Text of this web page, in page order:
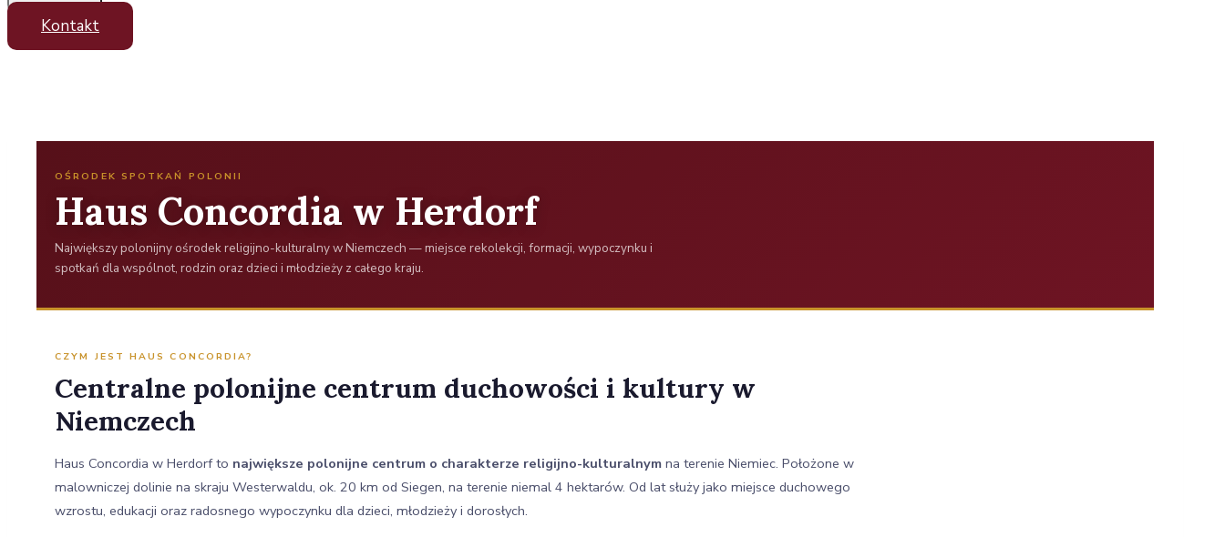
Kontakt
OŚRODEK SPOTKAŃ POLONII
Haus Concordia w Herdorf
Największy polonijny ośrodek religijno-kulturalny w Niemczech — miejsce rekolekcji, formacji, wypoczynku i
spotkań dla wspólnot, rodzin oraz dzieci i młodzieży z całego kraju.
CZYM JEST HAUS CONCORDIA?
Centralne polonijne centrum duchowości i kultury w
Niemczech
Haus Concordia w Herdorf to największe polonijne centrum o charakterze religijno-kulturalnym na terenie Niemiec. Położone w
malowniczej dolinie na skraju Westerwaldu, ok. 20 km od Siegen, na terenie niemal 4 hektarów. Od lat służy jako miejsce duchowego
wzrostu, edukacji oraz radosnego wypoczynku dla dzieci, młodzieży i dorosłych.